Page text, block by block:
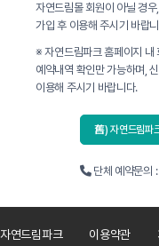
자연드림몰 회원이 아닐 경
가입 후 이용해 주시기 바랍
※ 자연드림파크 홈페이지 내
예약내역 확인만 가능하며,
이용해 주시기 바랍니다.
舊) 자연드림파
단체 예약문의
자연드림파크
이용약관